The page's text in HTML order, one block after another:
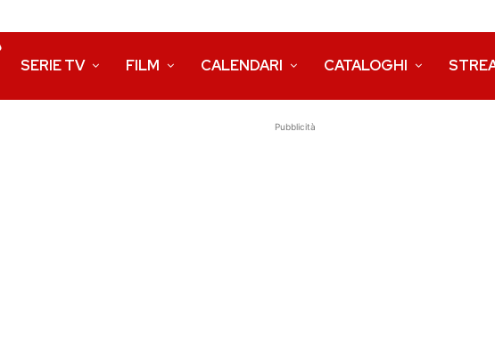
SERIE TV FILM CALENDARI CATALOGHI
Pubblicità